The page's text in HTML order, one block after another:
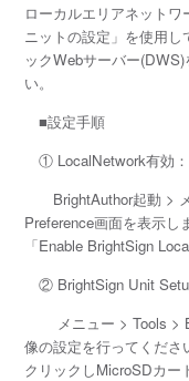
ローカルエリアネット
ニットの設定」を使用
ックWebサーバー
い。
■設定手順
① LocalNetwork有効：
BrightAuthor起動 >
Preference画面を表示し
「Enable BrightSign
② BrightSign Unit
メニュー > Tools >
像の設定を行ってくださ
クリックしMicroSDカー